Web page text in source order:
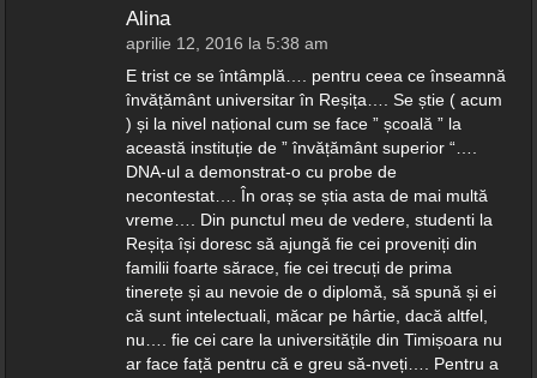
Alina
aprilie 12, 2016 la 5:38 am
E trist ce se întâmplă…. pentru ceea ce înseamnă
învățământ universitar în Reșița…. Se știe ( acum
) și la nivel național cum se face ” școală ” la
această instituție de ” învățământ superior “….
DNA-ul a demonstrat-o cu probe de
necontestat…. În oraș se știa asta de mai multă
vreme…. Din punctul meu de vedere, studenti la
Reșița își doresc să ajungă fie cei proveniți din
familii foarte sărace, fie cei trecuți de prima
tinerețe și au nevoie de o diplomă, să spună și ei
că sunt intelectuali, măcar pe hârtie, dacă altfel,
nu…. fie cei care la universitățile din Timișoara nu
ar face față pentru că e greu să-nveți…. Pentru a